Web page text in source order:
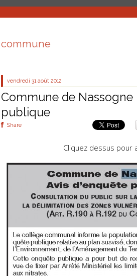
commune
vendredi 31 août 2012
Commune de Nassogne
publique
Share
Cliquez dessus pour